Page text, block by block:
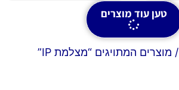
טען עוד מוצרים
/ מוצרים המתויגים “מצלמת IP”